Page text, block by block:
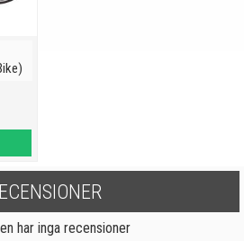
har inga recensioner